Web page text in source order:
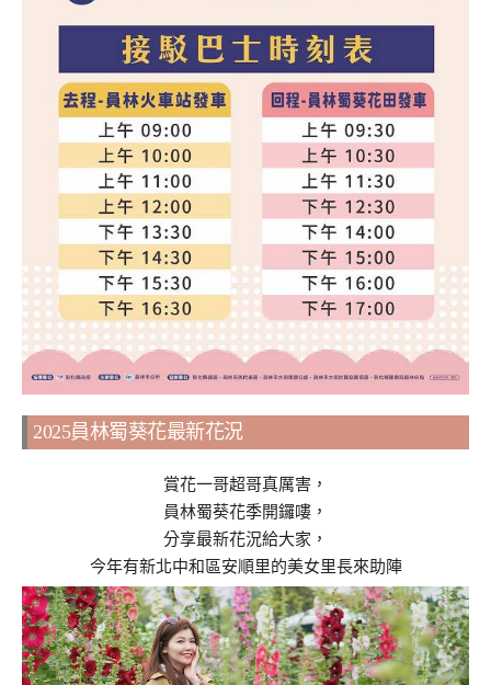
2025員林蜀葵花最新花況
賞花一哥超哥真厲害，
員林蜀葵花季開鑼嘍，
分享最新花況給大家，
今年有新北中和區安順里的美女里長來助陣